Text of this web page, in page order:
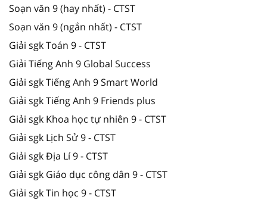
Soạn văn 9 (hay nhất) - CTST
Soạn văn 9 (ngắn nhất) - CTST
Giải sgk Toán 9 - CTST
Giải Tiếng Anh 9 Global Success
Giải sgk Tiếng Anh 9 Smart World
Giải sgk Tiếng Anh 9 Friends plus
Giải sgk Khoa học tự nhiên 9 - CTST
Giải sgk Lịch Sử 9 - CTST
Giải sgk Địa Lí 9 - CTST
Giải sgk Giáo dục công dân 9 - CTST
Giải sgk Tin học 9 - CTST